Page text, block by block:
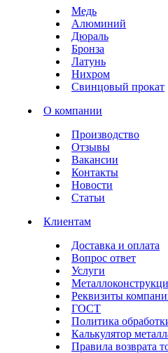
Медь
Алюминий
Дюраль
Бронза
Латунь
Нихром
Свинцовый прокат
О компании
Производство
Отзывы
Вакансии
Контакты
Новости
Статьи
Клиентам
Доставка и оплата
Вопрос ответ
Услуги
Реквизиты
ГОСТ
Политика
Калькулятор
Правила возврата